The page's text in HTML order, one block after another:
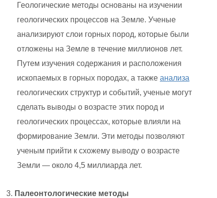
Геологические методы основаны на изучении
геологических процессов на Земле. Ученые
анализируют слои горных пород, которые были
отложены на Земле в течение миллионов лет.
Путем изучения содержания и расположения
ископаемых в горных породах, а также анализа
геологических структур и событий, ученые могут
сделать выводы о возрасте этих пород и
геологических процессах, которые влияли на
формирование Земли. Эти методы позволяют
ученым прийти к схожему выводу о возрасте
Земли — около 4,5 миллиарда лет.
Палеонтологические методы